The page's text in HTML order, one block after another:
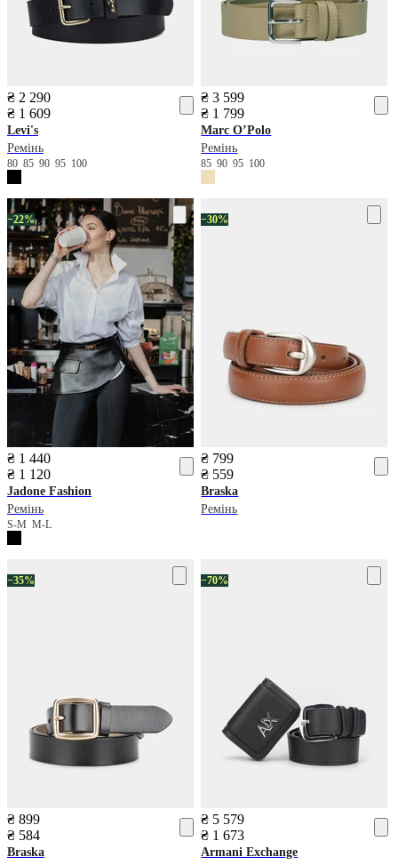
₴ 2 290
₴ 1 609
Levi's
Ремінь
80 85 90 95 100
₴ 3 599
₴ 1 799
Marc O’Polo
Ремінь
859095 100
−22%
₴ 1 440
₴ 1 120
Jadone Fashion
Ремінь
S-M M-L
−30%
₴ 799
₴ 559
Braska
Ремінь
−35%
₴ 899
₴ 584
Braska
−70%
₴ 5 579
₴ 1 673
Armani Exchange